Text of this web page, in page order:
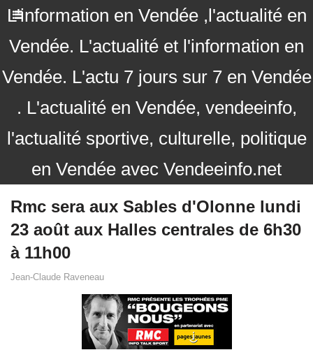
L'information en Vendée ,l'actualité en
Vendée. L'actualité et l'information en
Vendée. L'actu 7 jours sur 7 en Vendée
. L'actualité en Vendée, vendeeinfo,
l'actualité sportive, culturelle, politique
en Vendée avec Vendeeinfo.net
Rmc sera aux Sables d'Olonne lundi
23 août aux Halles centrales de 6h30
à 11h00
Jean-Claude Raveneau